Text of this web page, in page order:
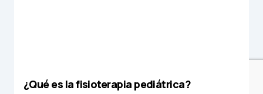
¿Qué es la fisioterapia pediátrica?